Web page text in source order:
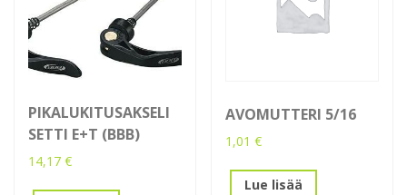
PIKALUKITUSAKSELI
SETTI E+T (BBB)
14,17 €
AVOMUTTERI 5/16
1,01€
Lue lisää